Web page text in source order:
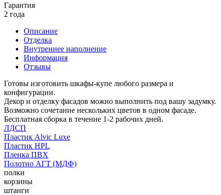
Гарантия
2 года
Описание
Отделка
Внутреннее наполнение
Информация
Отзывы
Готовы изготовить шкафы-купе любого размера и
конфигурации.
Декор и отделку фасадов можно выполнить под вашу задумку.
Возможно сочетание нескольких цветов в одном фасаде.
Бесплатная сборка в течение 1-2 рабочих дней.
ЛДСП
Пластик Alvic Luxe
Пластик HPL
Пленка ПВХ
Полотно АГТ (МДФ)
полки
корзины
штанги